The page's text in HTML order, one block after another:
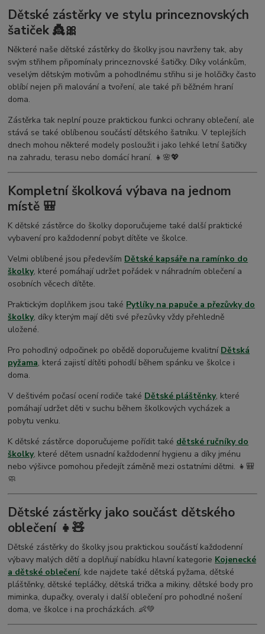
Dětské zástěrky ve stylu princeznovských
šatiček 👸🎀
Některé naše dětské zástěrky do školky jsou navrženy tak, aby
svým střihem připomínaly princeznovské šatičky. Díky volánkům,
veselým dětským motivům a pohodlnému střihu si je holčičky často
oblíbí nejen při malování a tvoření, ale také při běžném hraní
doma.
Zástěrka tak neplní pouze praktickou funkci ochrany oblečení, ale
stává se také oblíbenou součástí dětského šatníku. V teplejších
dnech mohou některé modely posloužit i jako lehké letní šatičky
na zahradu, terasu nebo domácí hraní. 👧🌸💖
Kompletní školková výbava na jednom
místě 🎒
K dětské zástěrce do školky doporučujeme také další praktické
vybavení pro každodenní pobyt dítěte ve školce.
Velmi oblíbené jsou především Dětské kapsáře na ramínko do
školky, které pomáhají udržet pořádek v náhradním oblečení a
osobních věcech dítěte.
Praktickým doplňkem jsou také Pytlíky na papuče a přezůvky do
školky, díky kterým mají děti své přezůvky vždy přehledně
uložené.
Pro pohodlný odpočinek po obědě doporučujeme kvalitní Dětská
pyžama, která zajistí dítěti pohodlí během spánku ve školce i
doma.
V deštivém počasí ocení rodiče také Dětské pláštěnky, které
pomáhají udržet děti v suchu během školkových vycházek a
pobytu venku.
K dětské zástěrce doporučujeme pořídit také dětské ručníky do
školky, které dětem usnadní každodenní hygienu a díky jménu
nebo výšivce pomohou předejít záměně mezi ostatními dětmi. 👧🎒
🧼
Dětské zástěrky jako součást dětského
oblečení 👧🧸
Dětské zástěrky do školky jsou praktickou součástí každodenní
výbavy malých dětí a doplňují nabídku hlavní kategorie Kojenecké
a dětské oblečení, kde najdete také dětská pyžama, dětské
pláštěnky, dětské tepláčky, dětská trička a mikiny, dětské body pro
miminka, dupačky, overaly i další oblečení pro pohodlné nošení
doma, ve školce i na procházkách. 👶💚